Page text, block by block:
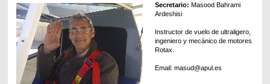
Secretario: Masood Bahrami
Ardeshisi
Instructor de vuelo de ultraligero,
ingeniero y mecánico de motores
Rotax.
Email: masud@apul.es